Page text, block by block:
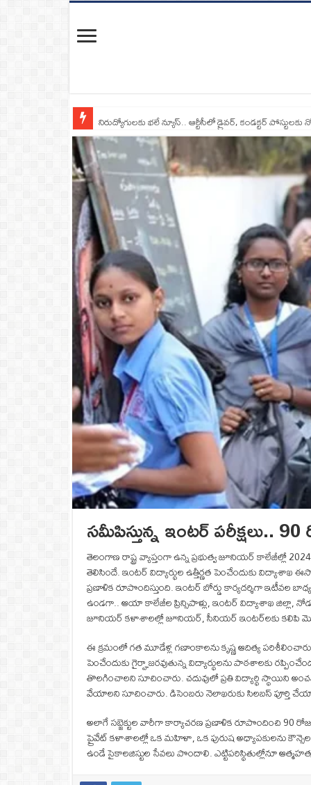
నిరుద్యోగులకు భలే న్యూస్.. ఆర్టీసీలో డ్రైవర్, కండక్టర్‌
సమీపిస్తున్న ఇంటర్‌ పరీక్షలు..
తెలంగాణ రాష్ట్ర వ్యాప్తంగా ఉన్న ప్రభుత్వ జూనియర్‌ కాలేజీల్లో
తెలిసిందే. ఇంటర్‌ విద్యార్థుల ఉత్తీర్ణత పెంచేందుకు
ప్రణాళిక రూపొందిస్తుంది. ఇంటర్‌ బోర్డు కార్యదర్శిగా ఇటీవల
ఉండగా.. ఆయా కాలేజీల ప్రిన్సిపాళ్లు, ఇంటర్‌ విద్యాశాఖ జిల్లా,
జూనియర్‌ కళాశాలల్లో జూనియర్, సీనియర్‌ ఇంటర్‌లకు కలిపి
ఈ క్రమంలో గత మూడేళ్ల గణాంకాలను కృష్ణ ఆదిత్య
పెంచేందుకు గైర్హాజరవుతున్న విద్యార్థులను పాఠశాలకు
తొలగించాలని సూచించారు. చదువులో ప్రతి విద్యార్థి స్థాయిని
వేయాలని సూచించారు. డిసెంబరు నెలాఖరుకు సిలబస్‌ పూర్తి
అలాగే సబ్జెక్టుల వారీగా కార్యాచరణ ప్రణాళిక రూపొందించి 90
ప్రైవేట్‌ కళాశాలల్లో ఒక మహిళా, ఒక పురుష అధ్యాపకులను
ఉండే సైకాలజిస్టుల సేవలు పొందాలి. ఎట్టిపరిస్థితుల్లోనూ